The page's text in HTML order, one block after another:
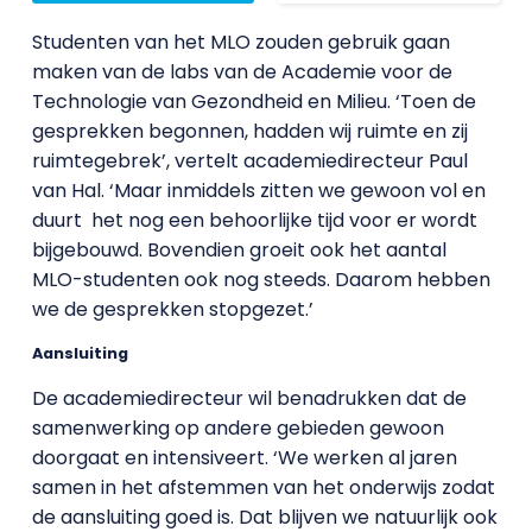
Studenten van het MLO zouden gebruik gaan
maken van de labs van de Academie voor de
Technologie van Gezondheid en Milieu. ‘Toen de
gesprekken begonnen, hadden wij ruimte en zij
ruimtegebrek’, vertelt academiedirecteur Paul
van Hal. ‘Maar inmiddels zitten we gewoon vol en
duurt het nog een behoorlijke tijd voor er wordt
bijgebouwd. Bovendien groeit ook het aantal
MLO-studenten ook nog steeds. Daarom hebben
we de gesprekken stopgezet.’
Aansluiting
De academiedirecteur wil benadrukken dat de
samenwerking op andere gebieden gewoon
doorgaat en intensiveert. ‘We werken al jaren
samen in het afstemmen van het onderwijs zodat
de aansluiting goed is. Dat blijven we natuurlijk ook